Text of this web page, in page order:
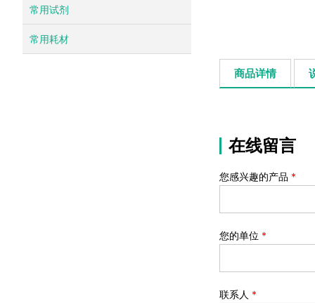
常用试剂
常用耗材
商品详情
在线留言
您感兴趣的产品 *
您的单位 *
联系人 *